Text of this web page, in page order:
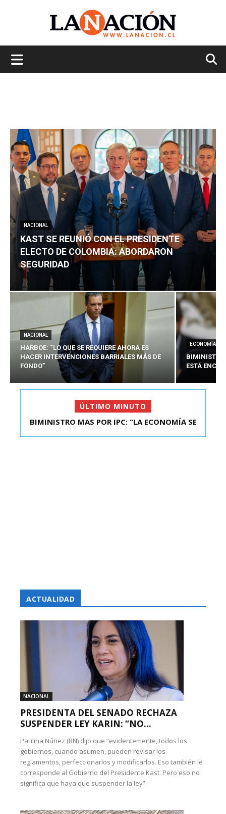
NACIONAL
KAST SE REUNIÓ CON EL PRESIDENTE
ELECTO DE COLOMBIA: ABORDARON
SEGURIDAD
NACIONAL
HARBOE: “LO QUE SE REQUIERE AHORA ES
HACER INTERVENCIONES BARRIALES MÁS DE
FONDO”
ECONOMÍA
BIMINISTRO
ESTÁ
ÚLTIMO MINUTO
KAST SE REUNIÓ CON EL PRESIDENTE ELECTO DE
BIMINISTRO MAS POR IPC: “LA ECONOMÍA SE
ACTUALIDAD
NACIONAL
PRESIDENTA DEL SENADO RECHAZA
SUSPENDER LEY KARIN: “NO...
Paulina Núñez (RN) dijo que “evidentemente, todos los
gobiernos, cuando asumen, pueden revisar los
reglamentos, perfeccionarlos y modificarlos. Eso también le
corresponde al Gobierno del Presidente Kast. Pero eso no
significa que haya que suspender la ley”.